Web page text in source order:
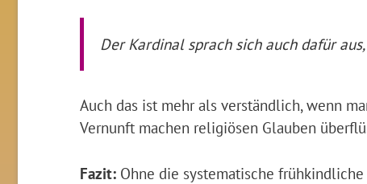
Der Kardinal sprach sich auch dafür
Auch das ist mehr als verständlich, wenn
Vernunft machen religiösen Glauben
Fazit: Ohne die systematische